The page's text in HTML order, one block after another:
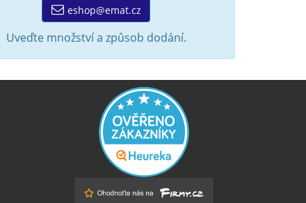
eshop@emat.cz
Uveďte množství a způsob dodání.